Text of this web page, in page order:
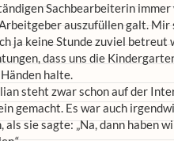
Sachbearbeiterin
auszufüllen galt. Mir
ja keine Stunde zuviel betreut
dass uns die
halte.
steht zwar schon auf der
gemacht. Es war auch
als sie sagte: „Na, dann haben